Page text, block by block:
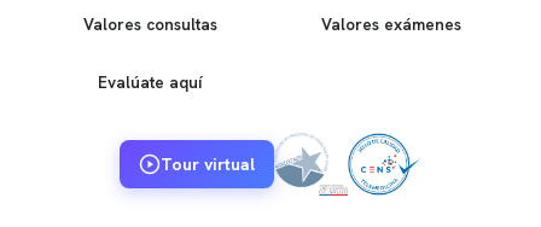
Valores consultas Valores exámenes
Evalúate aquí
Tour virtual